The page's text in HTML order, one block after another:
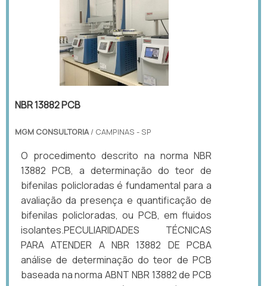
NBR 13882 PCB
MGM CONSULTORIA/ CAMPINAS - SP
O procedimento descrito na norma NBR
13882 PCB, a determinação do teor de
bifenilas policloradas é fundamental para a
avaliação da presença e quantificação de
bifenilas policloradas, ou PCB, em fluidos
isolantes.PECULIARIDADES TÉCNICAS
PARA ATENDER A NBR 13882 DE PCBA
análise de determinação do teor de PCB
baseada na norma ABNT NBR 13882 de PCB